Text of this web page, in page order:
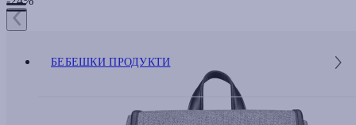
БЕБЕШКИ ПРОДУКТИ